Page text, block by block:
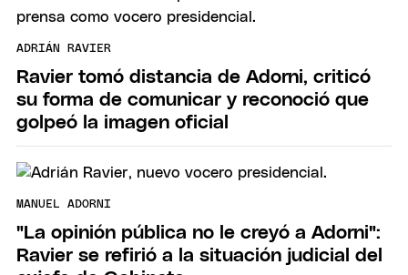
ADRIÁN RAVIER
Ravier tomó distancia de Adorni, criticó
su forma de comunicar y reconoció que
golpeó la imagen oficial
MANUEL ADORNI
"La opinión pública no le creyó a Adorni":
Ravier se refirió a la situación judicial del